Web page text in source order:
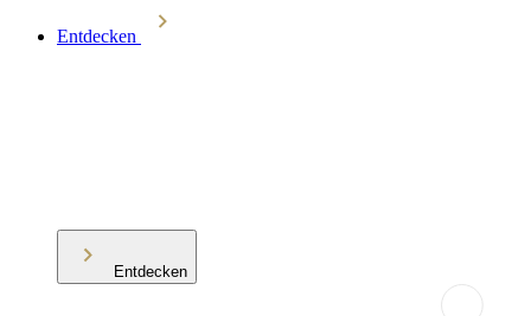
Entdecken
Entdecken